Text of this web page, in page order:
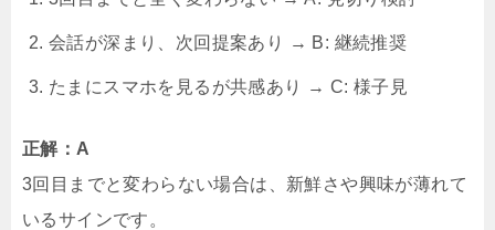
会話が深まり、次回提案あり → B: 継続推奨
たまにスマホを見るが共感あり → C: 様子見
正解：A
3回目までと変わらない場合は、新鮮さや興味が薄れて
いるサインです。